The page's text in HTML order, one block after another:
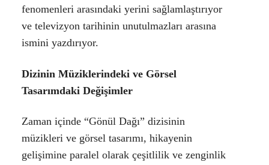
fenomenleri arasındaki yerini sağlamlaştırıyor
ve televizyon tarihinin unutulmazları arasına
ismini yazdırıyor.
Dizinin Müziklerindeki ve Görsel
Tasarımdaki Değişimler
Zaman içinde “Gönül Dağı” dizisinin
müzikleri ve görsel tasarımı, hikayenin
gelişimine paralel olarak çeşitlilik ve zenginlik